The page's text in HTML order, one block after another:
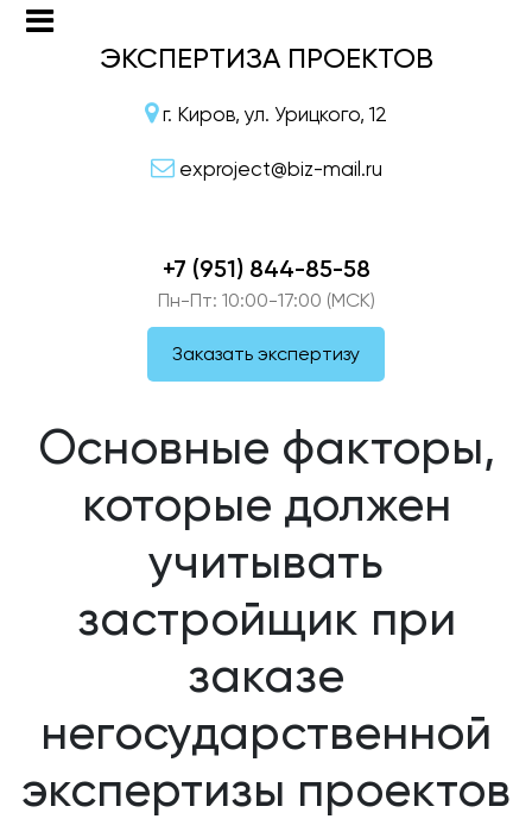
ЭКСПЕРТИЗА ПРОЕКТОВ
г. Киров, ул. Урицкого, 12
exproject@biz-mail.ru
+7 (951) 844-85-58
Пн-Пт: 10:00-17:00 (МСК)
Заказать экспертизу
Основные факторы,
которые должен
учитывать
застройщик при
заказе
негосударственной
экспертизы проектов